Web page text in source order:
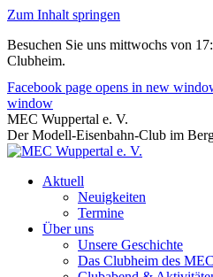
Zum Inhalt springen
Besuchen Sie uns mittwochs von
Clubheim.
Facebook page opens in new
window
MEC Wuppertal e. V.
Der Modell-Eisenbahn-Club im
Aktuell
Neuigkeiten
Termine
Über uns
Unsere Geschichte
Das Clubheim des MEC